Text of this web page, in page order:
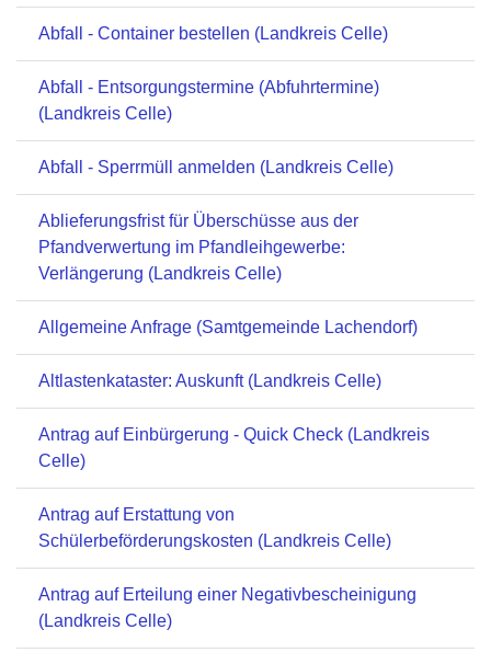
Abfall - Container bestellen (Landkreis Celle)
Abfall - Entsorgungstermine (Abfuhrtermine)
(Landkreis Celle)
Abfall - Sperrmüll anmelden (Landkreis Celle)
Ablieferungsfrist für Überschüsse aus der
Pfandverwertung im Pfandleihgewerbe:
Verlängerung (Landkreis Celle)
Allgemeine Anfrage (Samtgemeinde Lachendorf)
Altlastenkataster: Auskunft (Landkreis Celle)
Antrag auf Einbürgerung - Quick Check (Landkreis
Celle)
Antrag auf Erstattung von
Schülerbeförderungskosten (Landkreis Celle)
Antrag auf Erteilung einer Negativbescheinigung
(Landkreis Celle)